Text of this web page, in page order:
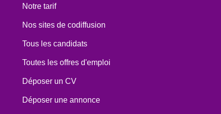
Notre tarif
Nos sites de codiffusion
Tous les candidats
Toutes les offres d'emploi
Déposer un CV
Déposer une annonce